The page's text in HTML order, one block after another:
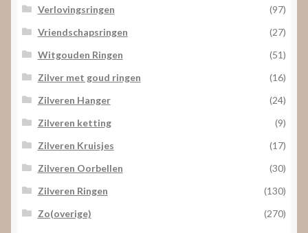
Verlovingsringen
(97)
Vriendschapsringen
(27)
Witgouden Ringen
(51)
Zilver met goud ringen
(16)
Zilveren Hanger
(24)
Zilveren ketting
(9)
Zilveren Kruisjes
(17)
Zilveren Oorbellen
(30)
Zilveren Ringen
(130)
Zo(overige)
(270)